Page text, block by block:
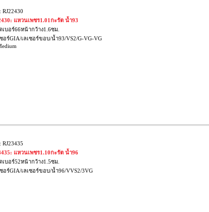
RJ22430
แหวนเพชร1.01กะรัต น้ำ93
บอร์66หน้ากว้าง1.6ซม.
อร์GIA/เลเซอร์ขอบ/น้ำ93/VS2/G-VG-VG
RJ23435
แหวนเพชร1.10กะรัต น้ำ96
บอร์52หน้ากว้าง1.5ซม.
อร์GIA/เลเซอร์ขอบ/น้ำ96/VVS2/3VG